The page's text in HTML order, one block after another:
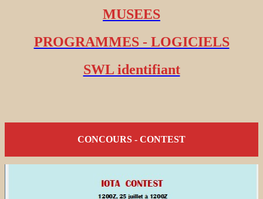
MUSEES
PROGRAMMES - LOGICIELS
SWL identifiant
CONCOURS - CONTEST